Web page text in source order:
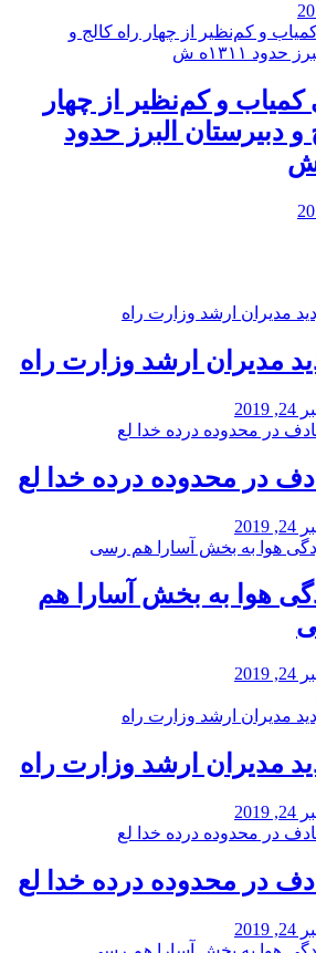
و کم‌نظیر از چهار
و دبيرستان البرز حدود
مدیران ارشد وزارت راه
در محدوده درده خدا لع
هوا به بخش آسارا هم
مدیران ارشد وزارت راه
در محدوده درده خدا لع